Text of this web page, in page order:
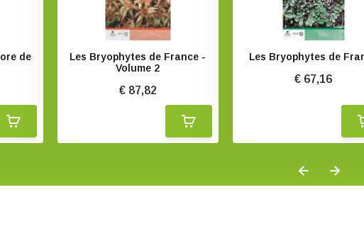
de
Les Bryophytes de France -
Volume 2
€ 87,82
Les Bryophytes de
€ 67,16